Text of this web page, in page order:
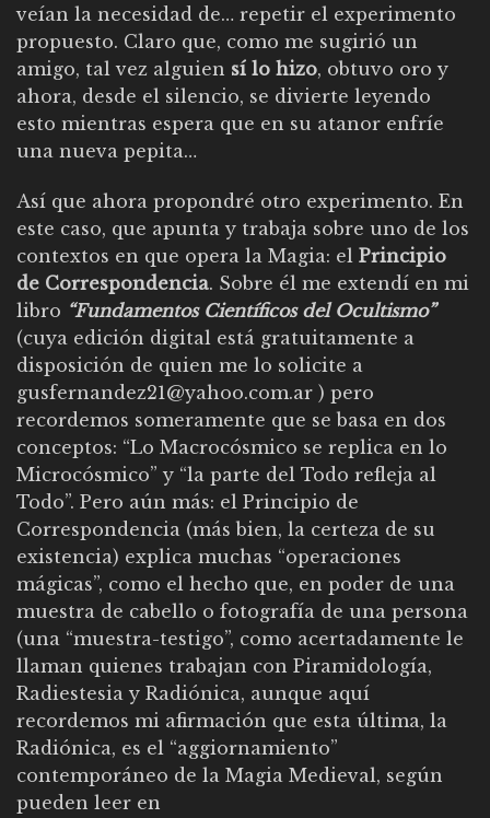
veían la necesidad de… repetir el experimento
propuesto. Claro que, como me sugirió un
amigo, tal vez alguien sí lo hizo, obtuvo oro y
ahora, desde el silencio, se divierte leyendo
esto mientras espera que en su atanor enfríe
una nueva pepita…
Así que ahora propondré otro experimento. En
este caso, que apunta y trabaja sobre uno de los
contextos en que opera la Magia: el Principio
de Correspondencia. Sobre él me extendí en mi
libro “Fundamentos Científicos del Ocultismo”
(cuya edición digital está gratuitamente a
disposición de quien me lo solicite a
gusfernandez21@yahoo.com.ar ) pero
recordemos someramente que se basa en dos
conceptos: “Lo Macrocósmico se replica en lo
Microcósmico” y “la parte del Todo refleja al
Todo”. Pero aún más: el Principio de
Correspondencia (más bien, la certeza de su
existencia) explica muchas “operaciones
mágicas”, como el hecho que, en poder de una
muestra de cabello o fotografía de una persona
(una “muestra-testigo”, como acertadamente le
llaman quienes trabajan con Piramidología,
Radiestesia y Radiónica, aunque aquí
recordemos mi afirmación que esta última, la
Radiónica, es el “aggiornamiento”
contemporáneo de la Magia Medieval, según
pueden leer en